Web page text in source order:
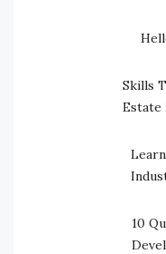
Skills
Estate
10